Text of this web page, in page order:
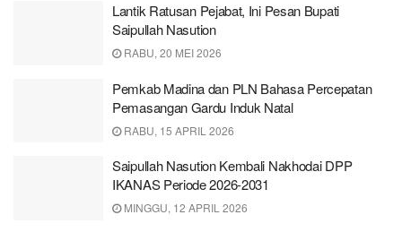
Lantik Ratusan Pejabat, Ini Pesan Bupati
Saipullah Nasution
RABU, 20 MEI 2026
Pemkab Madina dan PLN Bahasa Percepatan
Pemasangan Gardu Induk Natal
RABU, 15 APRIL 2026
Saipullah Nasution Kembali Nakhodai DPP
IKANAS Periode 2026-2031
MINGGU, 12 APRIL 2026